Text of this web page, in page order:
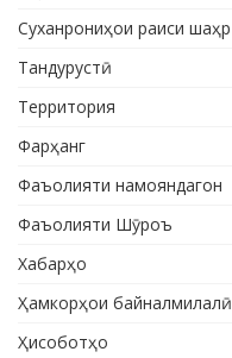
Суханрониҳои раиси шаҳр
Тандурустӣ
Территория
Фарҳанг
Фаъолияти намояндагон
Фаъолияти Шӯроъ
Хабарҳо
Ҳамкорҳои байналмилалӣ
Ҳисоботҳо